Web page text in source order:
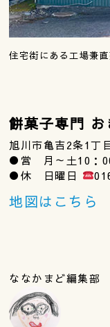
住宅街にある工場兼
餅菓子専門 お
旭川市亀吉2条1丁
●営 月～土10：
●休 日曜日
地図はこちら
ななかまど編集部